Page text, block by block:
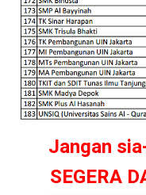
Jangan
SEGERA